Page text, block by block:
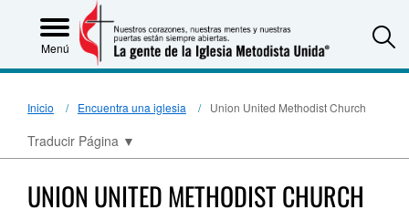
Menú
Inicio Encuentra una iglesia Union United Methodist Church
Traducir Página ▼
UNION UNITED METHODIST CHURCH